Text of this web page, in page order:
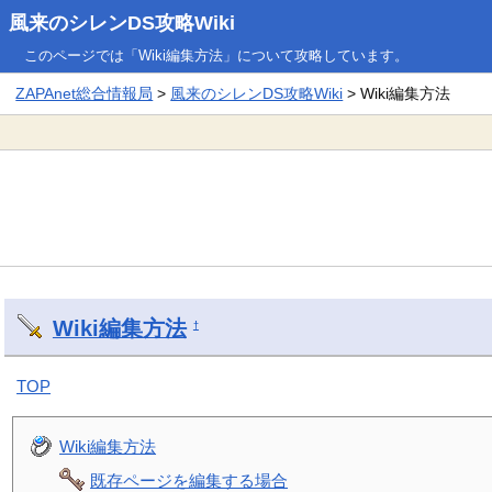
風来のシレンDS攻略Wiki
このページでは「Wiki編集方法」について攻略しています。
ZAPAnet総合情報局 > 風来のシレンDS攻略Wiki > Wiki編集方法
Wiki編集方法 †
TOP
Wiki編集方法
既存ページを編集する場合